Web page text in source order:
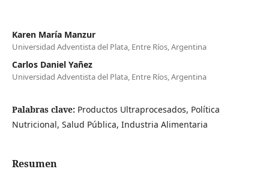
Karen María Manzur
Universidad Adventista del Plata, Entre Ríos, Argentina
Carlos Daniel Yañez
Universidad Adventista del Plata, Entre Ríos, Argentina
Palabras clave: Productos Ultraprocesados, Política
Nutricional, Salud Pública, Industria Alimentaria
Resumen